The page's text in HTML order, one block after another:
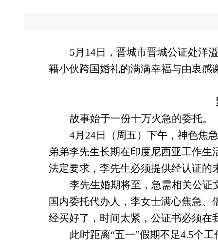
5月14日，晋城市晋城公证处洋
籍小伙跨国婚礼的满满幸福与由衷
故事始于一份十万火急的委托。
4月24日（周五）下午，神色焦
弟弟李先生长期在印度尼西亚工作
法定要求，李先生必须提供经认证的
李先生婚期将至，急需相关公
国内委托代办人，李女士满心焦急、
经买好了，时间太紧，公证书必须在
此时距离“五一”假期不足4.5个